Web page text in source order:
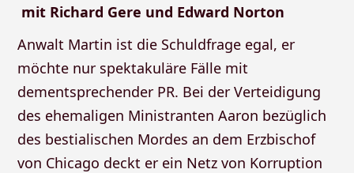
mit Richard Gere und Edward Norton
Anwalt Martin ist die Schuldfrage egal, er
möchte nur spektakuläre Fälle mit
dementsprechender PR. Bei der Verteidigung
des ehemaligen Ministranten Aaron bezüglich
des bestialischen Mordes an dem Erzbischof
von Chicago deckt er ein Netz von Korruption